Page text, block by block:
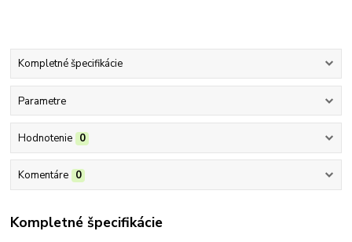
Kompletné špecifikácie
Parametre
Hodnotenie 0
Komentáre 0
Kompletné špecifikácie